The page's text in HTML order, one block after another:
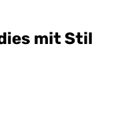
mit Stil